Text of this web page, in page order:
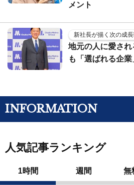
メント
新社長が描く次の成
地元の人に愛さ
も「選ばれる企
INFORMATION
人気記事ランキング
1時間 週間 無